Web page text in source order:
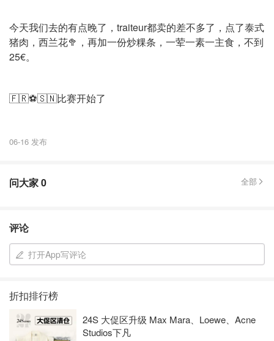
今天我们去的有点晚了，traiteur都卖的差不多了，点了泰式
猪肉，西兰花🥦，再加一份炒粿条，一荤一素一主食，不到
25€。
🇫🇷⚽️🇸🇳比赛开始了
06-16 发布
问大家0 全部
评论
打开App写评论
折扣排行榜
24S 大促区升级 Max Mara、Loewe、Acne
Studios下凡